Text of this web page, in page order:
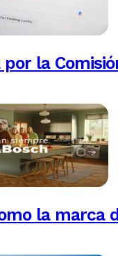
la
la marca